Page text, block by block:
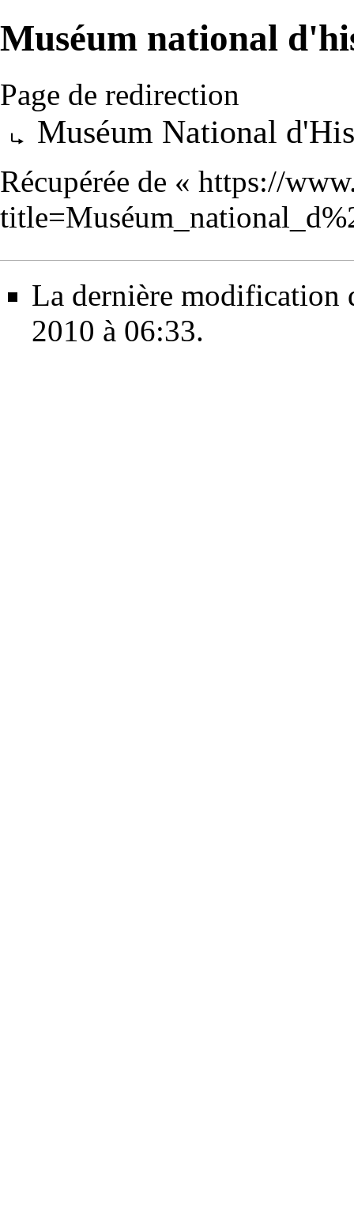
Muséum national
Page de redirection
Rediriger vers :Muséum National
Récupérée de « https://
La dernière modification
2010 à 06:33.